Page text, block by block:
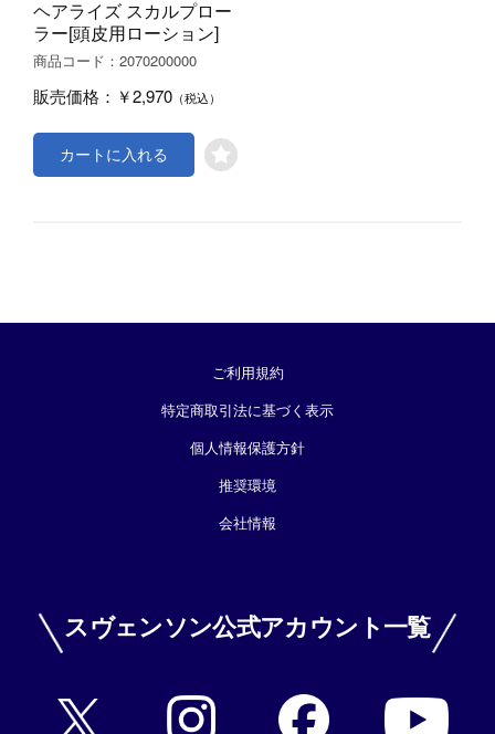
ヘアライズ スカルプロー
ラー[頭皮用ローション]
商品コード：2070200000
販売価格： ￥2,970 （税込）
カートに入れる
ご利用規約
特定商取引法に基づく表示
個人情報保護方針
推奨環境
会社情報
スヴェンソン公式アカウント一覧